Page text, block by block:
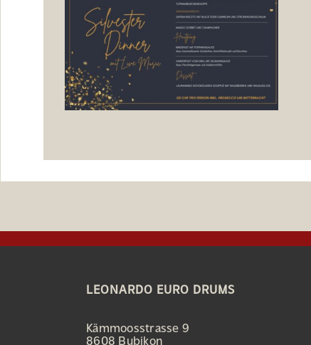
LEONARDO EURO DRUMS
Kämmoosstrasse 9
8608 Bubikon